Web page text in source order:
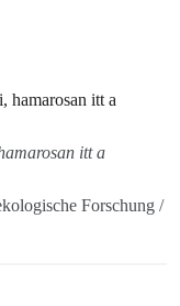
itt a
Forschung /